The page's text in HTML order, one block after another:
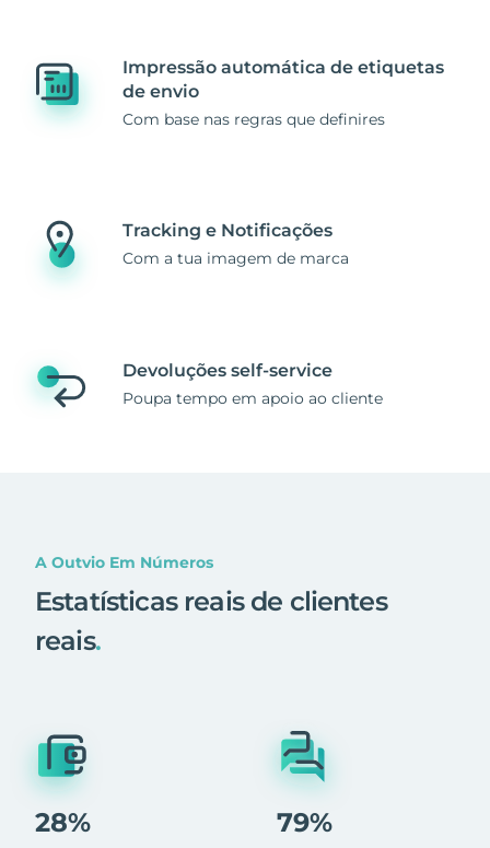
Impressão automática de etiquetas
de envio
Com base nas regras que definires
Tracking e Notificações
Com a tua imagem de marca
Devoluções self-service
Poupa tempo em apoio ao cliente
A Outvio Em Números
Estatísticas reais de clientes
reais.
28% 79%